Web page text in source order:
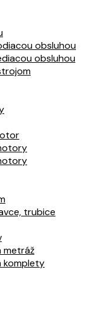
obsluhou
obsluhou
trubice
metráž
komplety